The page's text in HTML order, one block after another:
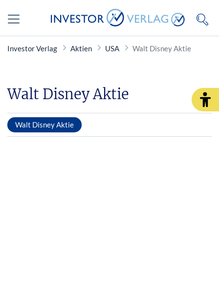
Investor Verlag Aktien USA Walt Disney Aktie
Walt Disney Aktie
Walt Disney Aktie